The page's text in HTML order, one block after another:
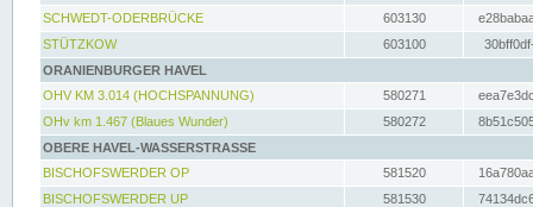
SCHWEDT-ODERBRÜCKE
603130
STÜTZKOW
603100
ORANIENBURGER HAVEL
OHV KM 3.014 (HOCHSPANNUNG)
580271
OHv km 1.467 (Blaues Wunder)
580272
OBERE HAVEL-WASSERSTRASSE
BISCHOFSWERDER OP
581520
BISCHOFSWERDER UP
581530